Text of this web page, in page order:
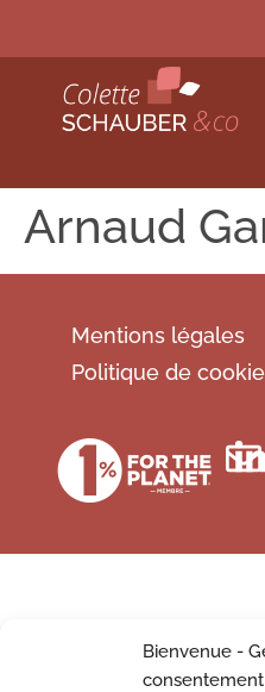
Bienvenue -
Arnaud
Mentions légales
Politique de